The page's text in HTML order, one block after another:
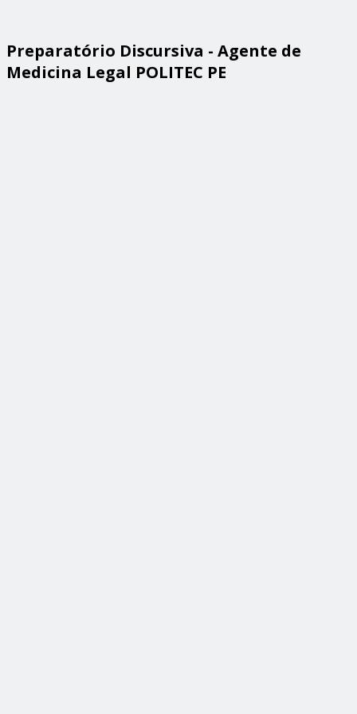
Preparatório Discursiva - Agente de
Medicina Legal POLITEC PE